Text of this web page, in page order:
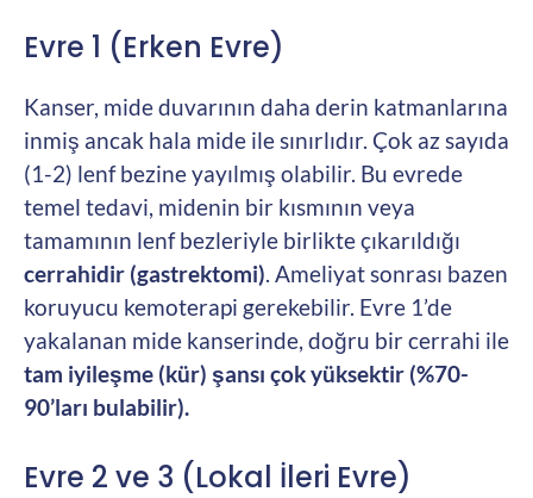
Evre 1 (Erken Evre)
Kanser, mide duvarının daha derin katmanlarına
inmiş ancak hala mide ile sınırlıdır. Çok az sayıda
(1-2) lenf bezine yayılmış olabilir. Bu evrede
temel tedavi, midenin bir kısmının veya
tamamının lenf bezleriyle birlikte çıkarıldığı
cerrahidir (gastrektomi) . Ameliyat sonrası bazen
koruyucu kemoterapi gerekebilir. Evre 1’de
yakalanan mide kanserinde, doğru bir cerrahi ile
tam iyileşme (kür) şansı çok yüksektir (%70-
90’ları bulabilir).
Evre 2 ve 3 (Lokal İleri Evre)